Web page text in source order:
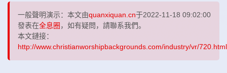
一般聲明演示：本文由quanxiquan.cn于2022-11-18 09:02:00
發表在全息圈 ，如有疑問，請聯系我們。
本文鏈接：
http://www.christianworshipbackgrounds.com/industry/vr/720.html